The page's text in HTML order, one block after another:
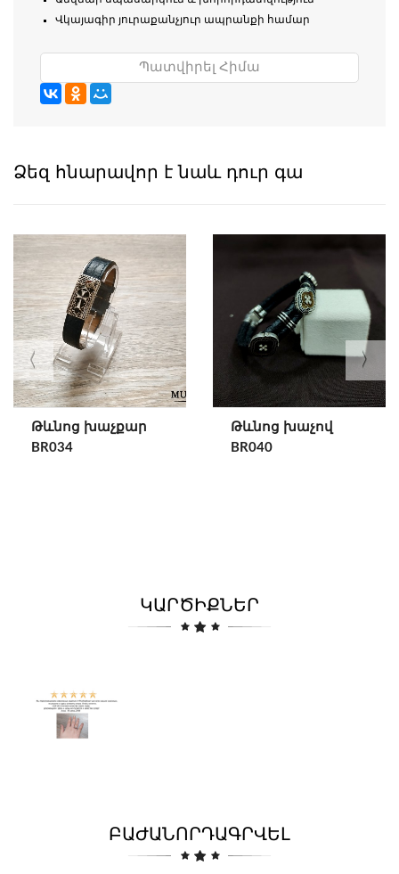
Վկայագիր յուրաքանչյուր ապրանքի համար
Պատվիրել Հիմա
Ձեզ հնարավոր է նաև դուր գա
Թևնոց խաչքար
BR034
Թևնոց խաչով
BR040
ԿԱՐԾԻՔՆԵՐ
ԲԱԺԱՆՈՐԴԱԳՐՎԵԼ